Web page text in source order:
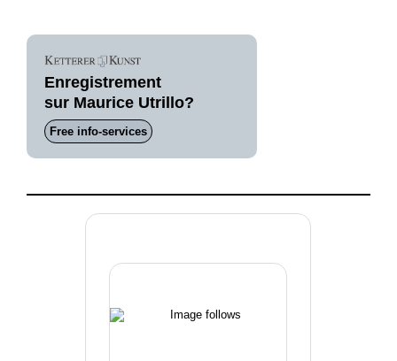
Enregistrement
sur Maurice Utrillo?
Free info-services